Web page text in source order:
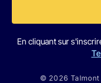
En cliquant sur
© 2026